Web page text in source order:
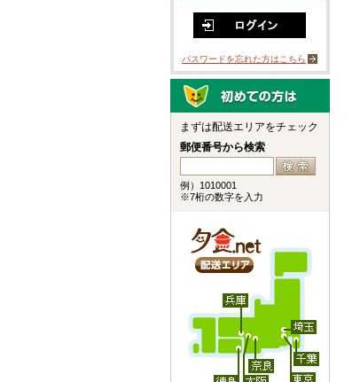
パスワードを忘れた方はこちら
まずは配送エリアをチェック
郵便番号から検索
例）1010001
※7桁の数字を入力